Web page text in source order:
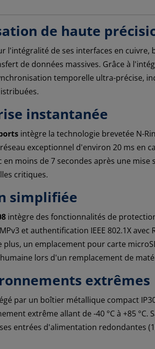
de haute
l'intégralité de ses interfaces en
de données massives. Grâce à
temporelle ultra-précise,
instantanée
intègre la technologie brevetée N-
exceptionnel d'environ 20 ms en
moins de 7 secondes après une mise
critiques.
simplifiée
intègre des fonctionnalités de
et authentification IEEE 802.1X
un emplacement pour carte
lors d'un remplacement de
extrêmes
par un boîtier métallique compact
extrême allant de -40 °C à +85 °C.
entrées d'alimentation redondantes